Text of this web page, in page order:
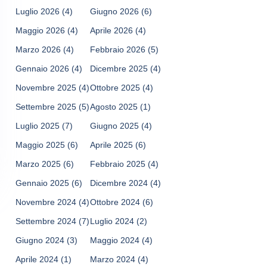
Luglio 2026 (4) Giugno 2026 (6)
Maggio 2026 (4) Aprile 2026 (4)
Marzo 2026 (4) Febbraio 2026 (5)
Gennaio 2026 (4) Dicembre 2025 (4)
Novembre 2025 (4)Ottobre 2025 (4)
Settembre 2025 (5)Agosto 2025 (1)
Luglio 2025 (7) Giugno 2025 (4)
Maggio 2025 (6) Aprile 2025 (6)
Marzo 2025 (6) Febbraio 2025 (4)
Gennaio 2025 (6) Dicembre 2024 (4)
Novembre 2024 (4)Ottobre 2024 (6)
Settembre 2024 (7)Luglio 2024 (2)
Giugno 2024 (3) Maggio 2024 (4)
Aprile 2024 (1) Marzo 2024 (4)